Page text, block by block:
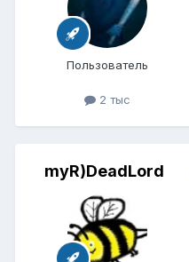
Пользователь
2 тыс
myR)DeadLord